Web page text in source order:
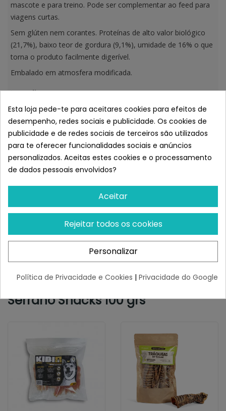
mascote e para treino. Pode ser complementar ao feed para
viagens curtas.
Sem glúten nem corantes. Proteínas de alto valor biológico
(21,7%), baixo teor de gordura (9,1%), umidade de 16% o que
torna o produto facilmente digerível.
Embalado em atmosfera modificada.
Ingredientes:
min. 6,25%), glicerina, glicose USP. Aditivos: ácido propiônico,
sorbato de potássio. Antioxidantes: ácido cítrico, óleo de
orégano.
Componentes analíticos:
Proteína: 21,7%, gordura bruta: 9,1%, cinza bruta: 8,0%, fibra:
Ração diária recomendada:
1-10 kg: até 14 un.
11-20 kg: até 21 un.
Serrano Snacks 100 grs
Esta loja pede-te para aceitares cookies para efeitos de
desempenho, redes sociais e publicidade. Os cookies de
publicidade e de redes sociais de terceiros são utilizados
para te oferecer funcionalidades sociais e anúncios
personalizados. Aceitas estes cookies e o processamento
de dados pessoais envolvidos?
Aceitar
Rejeitar todos os cookies
Personalizar
Política de Privacidade e Cookies | Privacidade do Google